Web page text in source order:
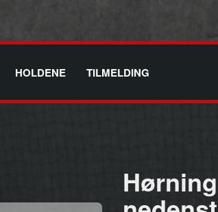
HOLDENE TILMELDING